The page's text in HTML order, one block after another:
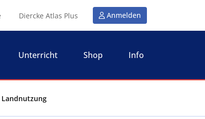
Diercke Atlas Plus Anmelden
Unterricht Shop Info
Landnutzung